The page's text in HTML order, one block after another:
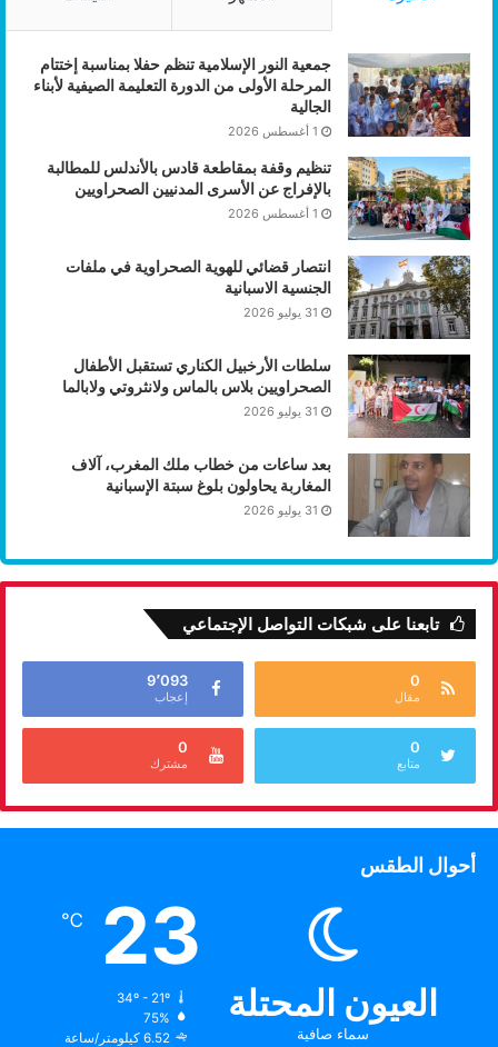
جمعية النور الإسلامية تنظم حفلا بمناسبة إختتام
المرحلة الأولى من الدورة التعليمة الصيفية لأبناء
الجالية
1 أغسطس 2026
تنظيم وقفة بمقاطعة قادس بالأندلس للمطالبة
بالإفراج عن الأسرى المدنيين الصحراويين
1 أغسطس 2026
انتصار قضائي للهوية الصحراوية في ملفات
الجنسية الاسبانية
31 يوليو 2026
سلطات الأرخبيل الكناري تستقبل الأطفال
الصحراويين بلاس بالماس ولانثروتي ولابالما
31 يوليو 2026
بعد ساعات من خطاب ملك المغرب، آلاف
المغاربة يحاولون بلوغ سبتة الإسبانية
31 يوليو 2026
تابعنا على شبكات التواصل الإجتماعي
0
مقال
9٬093
إعجاب
0
متابع
0
مشترك
أحوال الطقس
العيون المحتلة
سماء صافية
23
℃
34º - 21º
75%
6.52 كيلومتر/ساعة